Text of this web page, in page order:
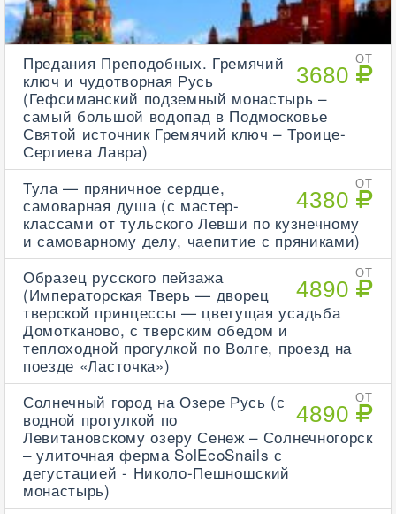
ОТ
3680
Предания Преподобных. Гремячий
ключ и чудотворная Русь
(Гефсиманский подземный монастырь –
самый большой водопад в Подмосковье
Святой источник Гремячий ключ – Троице-
Сергиева Лавра)
ОТ
4380
Тула — пряничное сердце,
самоварная душа (с мастер-
классами от тульского Левши по кузнечному
и самоварному делу, чаепитие с пряниками)
ОТ
4890
Образец русского пейзажа
(Императорская Тверь — дворец
тверской принцессы — цветущая усадьба
Домотканово, с тверским обедом и
теплоходной прогулкой по Волге, проезд на
поезде «Ласточка»)
ОТ
4890
Солнечный город на Озере Русь (с
водной прогулкой по
Левитановскому озеру Сенеж – Солнечногорск
– улиточная ферма SolEcoSnails с
дегустацией - Николо-Пешношский
монастырь)